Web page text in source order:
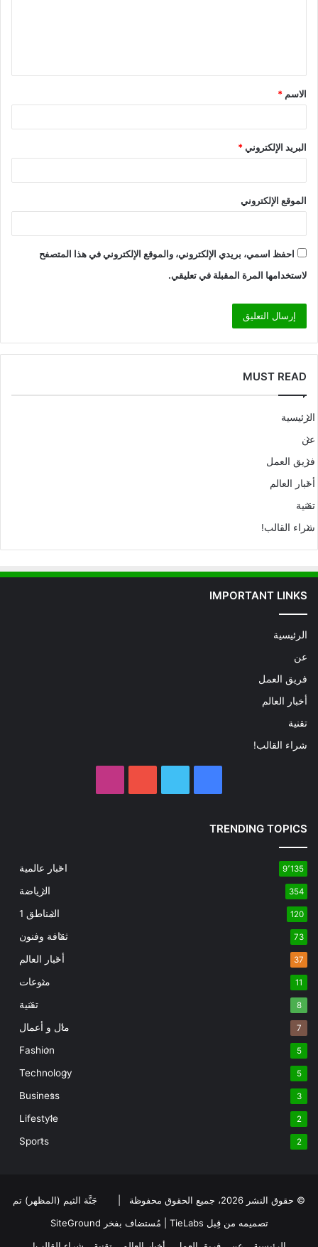
ق
*
الاسم *
البريد الإلكتروني*
الموقع الإلكتروني
احفظ اسمي، بريدي الإلكتروني، والموقع الإلكتروني في هذا المتصفح
لاستخدامها المرة المقبلة في تعليقي.
MUST READ
الرئيسية
عن
فريق العمل
أخبار العالم
تقنية
شراء القالب!
IMPORTANT LINKS
الرئيسية
عن
فريق العمل
أخبار العالم
تقنية
شراء القالب!
TRENDING TOPICS
اخبار عالمية 9٬135
الرياضة 354
المناطق 1 120
ثقافة وفنون 73
أخبار العالم 37
منوعات 11
تقنية 8
مال و أعمال 7
Fashion 5
Technology 5
Business 3
Lifestyle 2
Sports 2
© حقوق النشر 2026، جميع الحقوق محفوظة |
جَنَّة الثيم (المظهر) تم
تصميمه من قِبل TieLabs
| مُستضاف بفخر SiteGround